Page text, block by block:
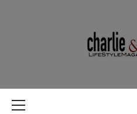
MAGAZINE DE